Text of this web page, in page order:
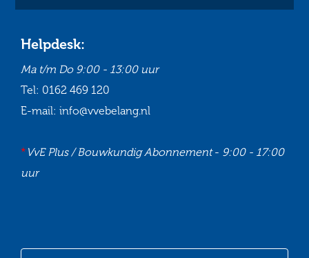
Helpdesk:
Ma t/m Do 9:00 - 13:00 uur
Tel: 0162 469 120
E-mail: info@vvebelang.nl
*VvE Plus / Bouwkundig Abonnement- 9:00 - 17:00
uur